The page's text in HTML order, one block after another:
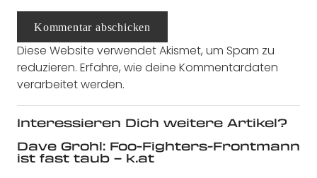
Kommentar abschicken
Diese Website verwendet Akismet, um Spam zu
reduzieren. Erfahre, wie deine Kommentardaten
verarbeitet werden.
Interessieren Dich weitere Artikel?
Dave Grohl: Foo-Fighters-Frontmann
ist fast taub – k.at